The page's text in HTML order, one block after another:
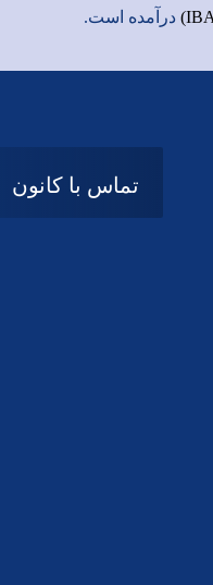
درآمده است.
تماس با کانون